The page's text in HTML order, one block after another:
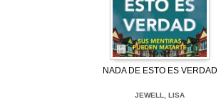
NADA DE ESTO ES VERDAD
JEWELL, LISA